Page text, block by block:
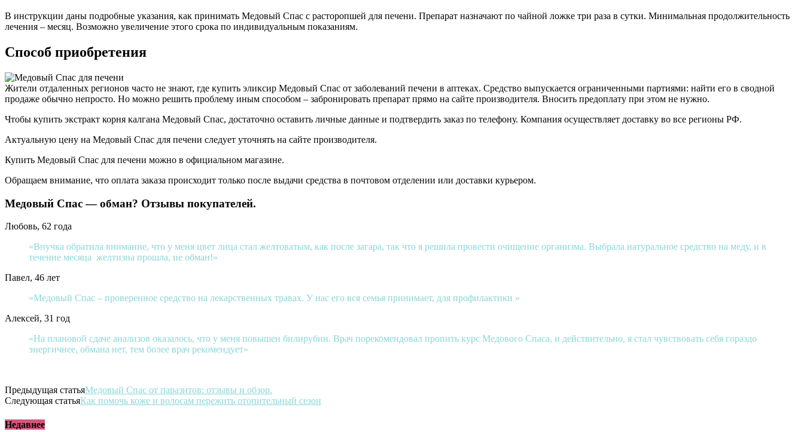
В инструкции даны подробные указания, как принимать Медовый Спас с расторопшей для печени. Препарат назначают по чайной ложке три раза в сутки. Минимальная продолжительность
лечения – месяц. Возможно увеличение этого срока по индивидуальным показаниям.
Способ приобретения
Жители отдаленных регионов часто не знают, где купить эликсир Медовый Спас от заболеваний печени в аптеках. Средство выпускается ограниченными партиями: найти его в сводной
продаже обычно непросто. Но можно решить проблему иным способом – забронировать препарат прямо на сайте производителя. Вносить предоплату при этом не нужно.
Чтобы купить экстракт корня калгана Медовый Спас, достаточно оставить личные данные и подтвердить заказ по телефону. Компания осуществляет доставку во все регионы РФ.
Актуальную цену на Медовый Спас для печени следует уточнять на сайте производителя.
Купить Медовый Спас для печени можно в официальном магазине.
Обращаем внимание, что оплата заказа происходит только после выдачи средства в почтовом отделении или доставки курьером.
Медовый Спас — обман? Отзывы покупателей.
Любовь, 62 года
«Внучка обратила внимание, что у меня цвет лица стал желтоватым, как после загара, так что я решила провести очищение организма. Выбрала натуральное средство на меду, и в
течение месяца желтизна прошла, не обман!»
Павел, 46 лет
«Медовый Спас – проверенное средство на лекарственных травах. У нас его вся семья принимает, для профилактики »
Алексей, 31 год
«На плановой сдаче анализов оказалось, что у меня повышен билирубин. Врач порекомендовал пропить курс Медового Спаса, и действительно, я стал чувствовать себя гораздо
энергичнее, обмана нет, тем более врач рекомендует»
Предыдущая статьяМедовый Спас от паразитов: отзывы и обзор.
Следующая статьяКак помочь коже и волосам пережить отопительный сезон
Недавнее